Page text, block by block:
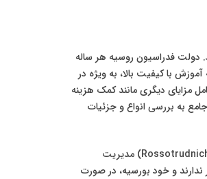
دولت فدراسیون روسیه هر ساله
با کیفیت بالا، به ویژه در
مزایای دیگری مانند کمک هزینه
به بررسی انواع و جزئیات
فرآیند درخواست برای این بورسیه‌ها معمولاً به صورت آنلاین و از طریق یک پورتال متمرکز دولتی انجام می‌شود و توسط سازمانی به نام «راس‌ساترودنیچستوا» (Rossotrudnichestvo) مدیریت
ندارند و خود بورسیه، در صورت